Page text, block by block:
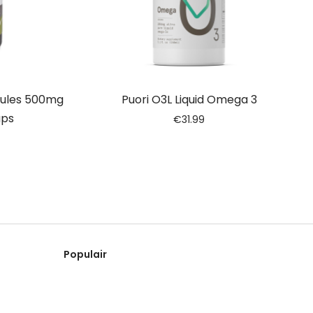
500mg
Puori O3L Liquid Omega 3
€31.99
Populair